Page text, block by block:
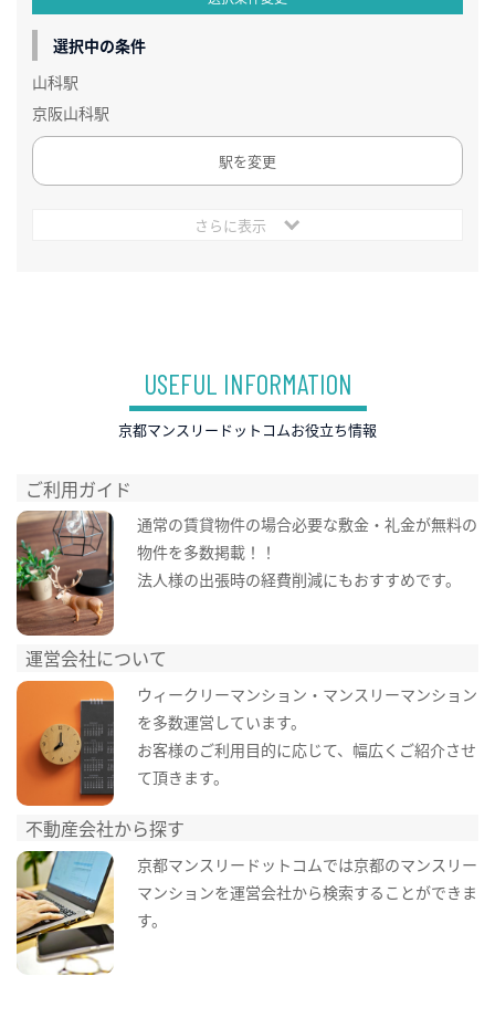
選択中の条件
山科駅
京阪山科駅
駅を変更
さらに表示
USEFUL INFORMATION
京都マンスリードットコムお役立ち情報
ご利用ガイド
通常の賃貸物件の場合必要な敷金・礼金が無料の
物件を多数掲載！！
法人様の出張時の経費削減にもおすすめです。
運営会社について
ウィークリーマンション・マンスリーマンション
を多数運営しています。
お客様のご利用目的に応じて、幅広くご紹介させ
て頂きます。
不動産会社から探す
京都マンスリードットコムでは京都のマンスリー
マンションを運営会社から検索することができま
す。